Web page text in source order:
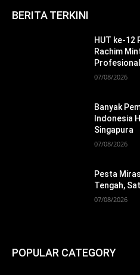
BERITA TERKINI
HUT ke-12
Rachim
Profesional
07/08/2026
Banyak
Indonesia
Singapura
07/08/2026
Pesta
Tengah,
07/08/2026
POPULAR CATEGORY